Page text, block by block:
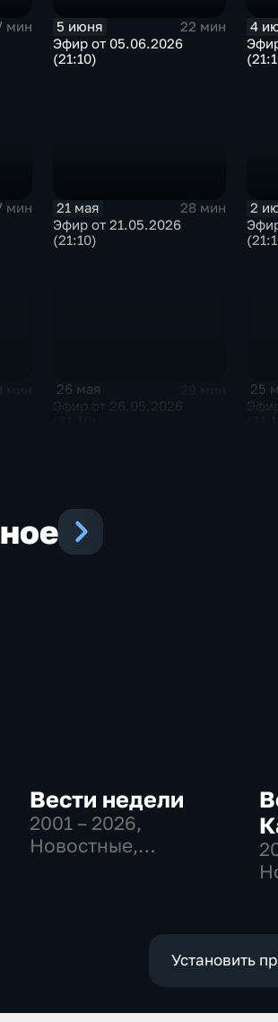
мин
5 июня
22 мин
Эфир от 05.06.2026
(21:10)
4
мин
21 мая
28 мин
Эфир от 21.05.2026
(21:10)
2
26 мая 25
Вести недели
2001 – 2026,
Новостные,
Установить